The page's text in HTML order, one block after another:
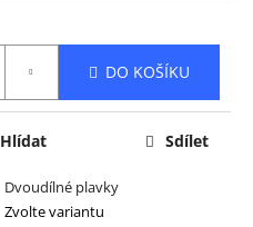
DO KOŠÍKU
Dvoudílné plavky
Zvolte variantu
Hlídat Sdílet